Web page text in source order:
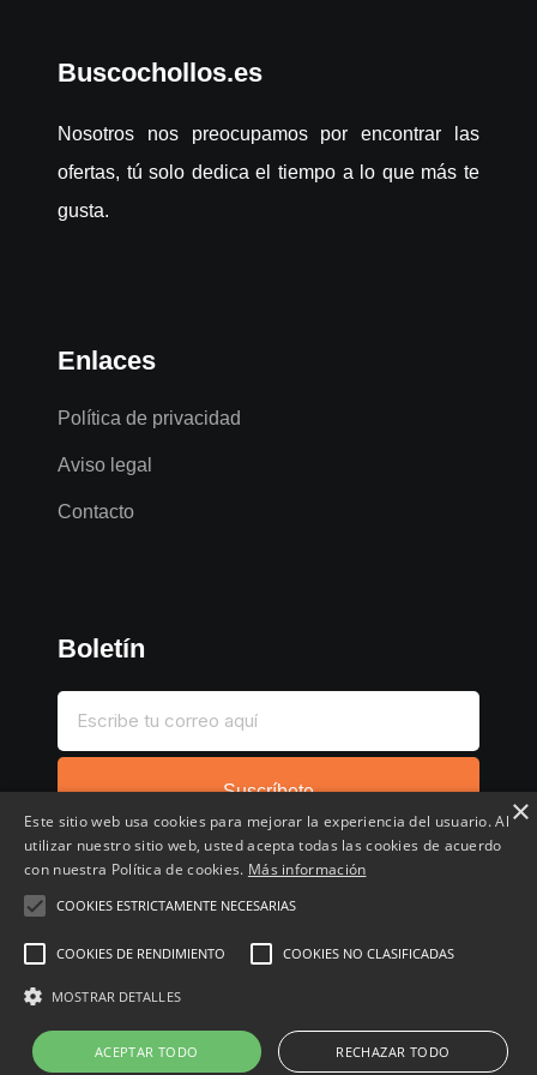
Buscochollos.es
Nosotros nos preocupamos por encontrar las
ofertas, tú solo dedica el tiempo a lo que más te
gusta.
Enlaces
Política de privacidad
Aviso legal
Contacto
Boletín
Suscríbete
Inicio Compartir chollo Destacados
Cronológico
×
Este sitio web usa cookies para mejorar la experiencia del usuario. Al
utilizar nuestro sitio web, usted acepta todas las cookies de acuerdo
con nuestra Política de cookies. Más información
COOKIES ESTRICTAMENTE NECESARIAS
COOKIES DE RENDIMIENTO COOKIES NO CLASIFICADAS
MOSTRAR DETALLES
ACEPTAR TODO RECHAZAR TODO